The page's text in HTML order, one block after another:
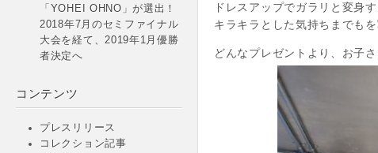
「YOHEI OHNO」が選出！
2018年7月のセミファイナル
大会を経て、2019年1月優勝
者決定へ
コンテンツ
プレスリリース
コレクション記事
ドレスアップでガラリと変身す
キラキラとした気持ちまでも
どんなプレゼントより、お子